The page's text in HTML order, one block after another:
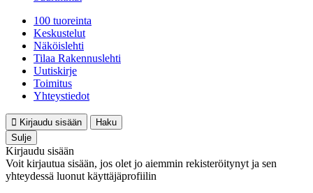
100 tuoreinta
Keskustelut
Näköislehti
Tilaa Rakennuslehti
Uutiskirje
Toimitus
Yhteystiedot
Kirjaudu sisään
Haku
Sulje
Kirjaudu sisään
Voit kirjautua sisään, jos olet jo aiemmin rekisteröitynyt ja sen
yhteydessä luonut käyttäjäprofiilin